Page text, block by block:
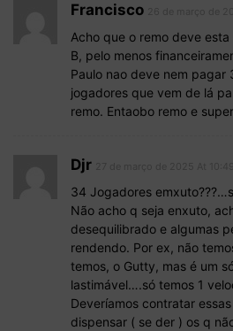
Francisco
Acho que o remo deve
B, pelo menos
Paulo nao deve nem pagar
jogadores que vem de lá
remo. Entaobo remo e
Djr
34 Jogadores
Não acho q seja enxuto,
desequilibrado e algumas
rendendo. Por ex, não
temos, o Gutty, mas é um
lastimável….só temos 1
Deveríamos contratar
dispensar ( se der ) os q